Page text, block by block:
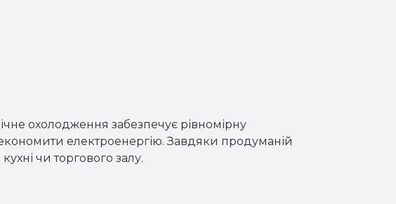
охолодження забезпечує рівномірну
електроенергію. Завдяки продуманій
чи торгового залу.